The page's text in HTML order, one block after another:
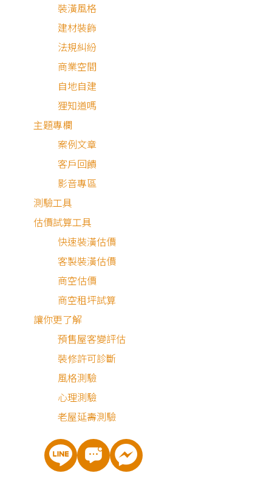
裝潢風格
建材裝飾
法規糾紛
商業空間
自地自建
狸知道嗎
主題專欄
案例文章
客戶回饋
影音專區
測驗工具
估價試算工具
快速裝潢估價
客製裝潢估價
商空估價
商空租坪試算
讓你更了解
預售屋客變評估
裝修許可診斷
風格測驗
心理測驗
老屋延壽測驗
10～20坪
20～25坪
25～35坪
35坪以上
50萬以下
50～75萬
75～100萬
100～150萬
150～200萬
200萬以上
You're
page